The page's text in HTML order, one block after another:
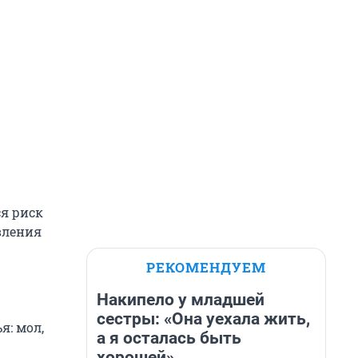
риск
мол,
РЕКОМЕНДУЕМ
Накипело у младшей
сестры: «Она уехала жить,
а я осталась быть